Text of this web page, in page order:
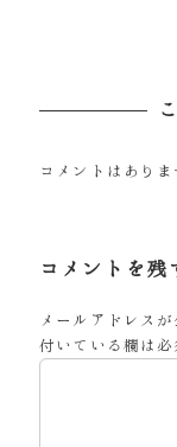
コメントはありま
コメントを残
メールアドレス
付いている欄は必